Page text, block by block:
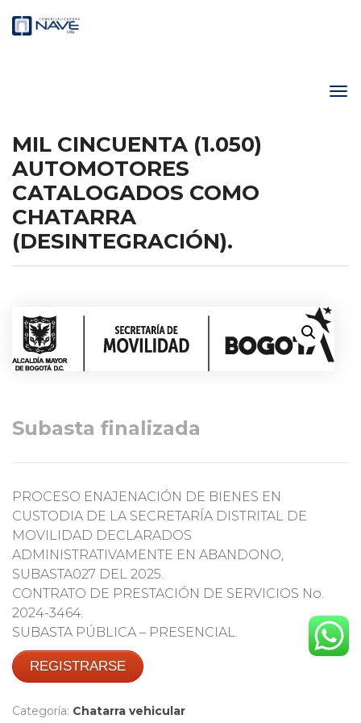
MIL CINCUENTA (1.050)
AUTOMOTORES
CATALOGADOS COMO
CHATARRA
(DESINTEGRACIÓN).
Subasta finalizada
PROCESO ENAJENACIÓN DE BIENES EN
CUSTODIA DE LA SECRETARÍA DISTRITAL DE
MOVILIDAD DECLARADOS
ADMINISTRATIVAMENTE EN ABANDONO,
SUBASTA027 DEL 2025.
CONTRATO DE PRESTACIÓN DE SERVICIOS No.
2024-3464.
SUBASTA PÚBLICA – PRESENCIAL.
REGISTRARSE
Categoría: Chatarra vehicular